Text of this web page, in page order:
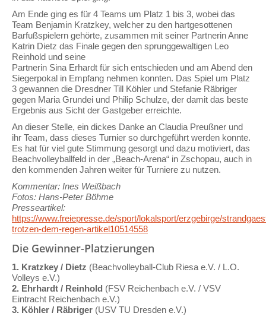
Am Ende ging es für 4 Teams um Platz 1 bis 3, wobei das
Team Benjamin Kratzkey, welcher zu den hartgesottenen
Barfußspielern gehörte, zusammen mit seiner Partnerin Anne
Katrin Dietz das Finale gegen den sprunggewaltigen Leo
Reinhold und seine
Partnerin Sina Erhardt für sich entschieden und am Abend den
Siegerpokal in Empfang nehmen konnten. Das Spiel um Platz
3 gewannen die Dresdner Till Köhler und Stefanie Räbriger
gegen Maria Grundei und Philip Schulze, der damit das beste
Ergebnis aus Sicht der Gastgeber erreichte.
An dieser Stelle, ein dickes Danke an Claudia Preußner und
ihr Team, dass dieses Turnier so durchgeführt werden konnte.
Es hat für viel gute Stimmung gesorgt und dazu motiviert, das
Beachvolleyballfeld in der „Beach-Arena“ in Zschopau, auch in
den kommenden Jahren weiter für Turniere zu nutzen.
Kommentar: Ines Weißbach
Fotos: Hans-Peter Böhme
Presseartikel:
https://www.freiepresse.de/sport/lokalsport/erzgebirge/
trotzen-dem-regen-artikel10514558
Die Gewinner-Platzierungen
1. Kratzkey / Dietz (Beachvolleyball-Club Riesa e.V. / L.O.
Volleys e.V.)
2. Ehrhardt / Reinhold (FSV Reichenbach e.V. / VSV
Eintracht Reichenbach e.V.)
3. Köhler / Räbriger (USV TU Dresden e.V.)